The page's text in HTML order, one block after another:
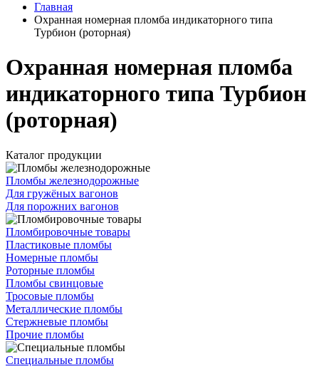
Главная
Охранная номерная пломба индикаторного типа
Турбион (роторная)
Охранная номерная пломба
индикаторного типа Турбион
(роторная)
Каталог продукции
Пломбы железнодорожные
Для гружёных вагонов
Для порожних вагонов
Пломбировочные товары
Пластиковые пломбы
Номерные пломбы
Роторные пломбы
Пломбы свинцовые
Тросовые пломбы
Металлические пломбы
Стержневые пломбы
Прочие пломбы
Специальные пломбы